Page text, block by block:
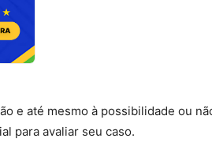
e até mesmo à possibilidade ou
para avaliar seu caso.